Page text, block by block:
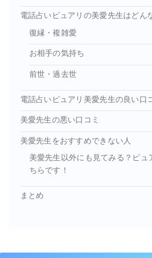
電話占いピュアリの美愛先生はどん
復縁・複雑愛
お相手の気持ち
前世・過去世
電話占いピュアリ美愛先生の良い口
美愛先生の悪い口コミ
美愛先生をおすすめできない人
美愛先生以外にも見てみる？ピュ
ちらです！
まとめ